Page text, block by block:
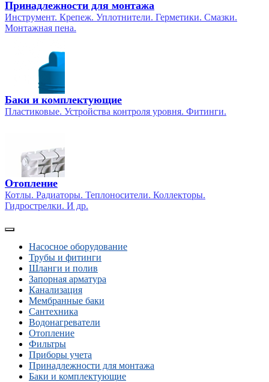
Принадлежности для монтажа
Инструмент. Крепеж. Уплотнители. Герметики. Смазки.
Монтажная пена.
Баки и комплектующие
Пластиковые. Устройства контроля уровня. Фитинги.
Отопление
Котлы. Радиаторы. Теплоносители. Коллекторы.
Гидрострелки. И др.
Насосное оборудование
Трубы и фитинги
Шланги и полив
Запорная арматура
Канализация
Мембранные баки
Сантехника
Водонагреватели
Отопление
Фильтры
Приборы учета
Принадлежности для монтажа
Баки и комплектующие